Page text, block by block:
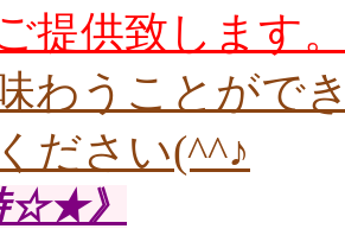
提供致します
わうことがで
ださい(^^♪
☆★》